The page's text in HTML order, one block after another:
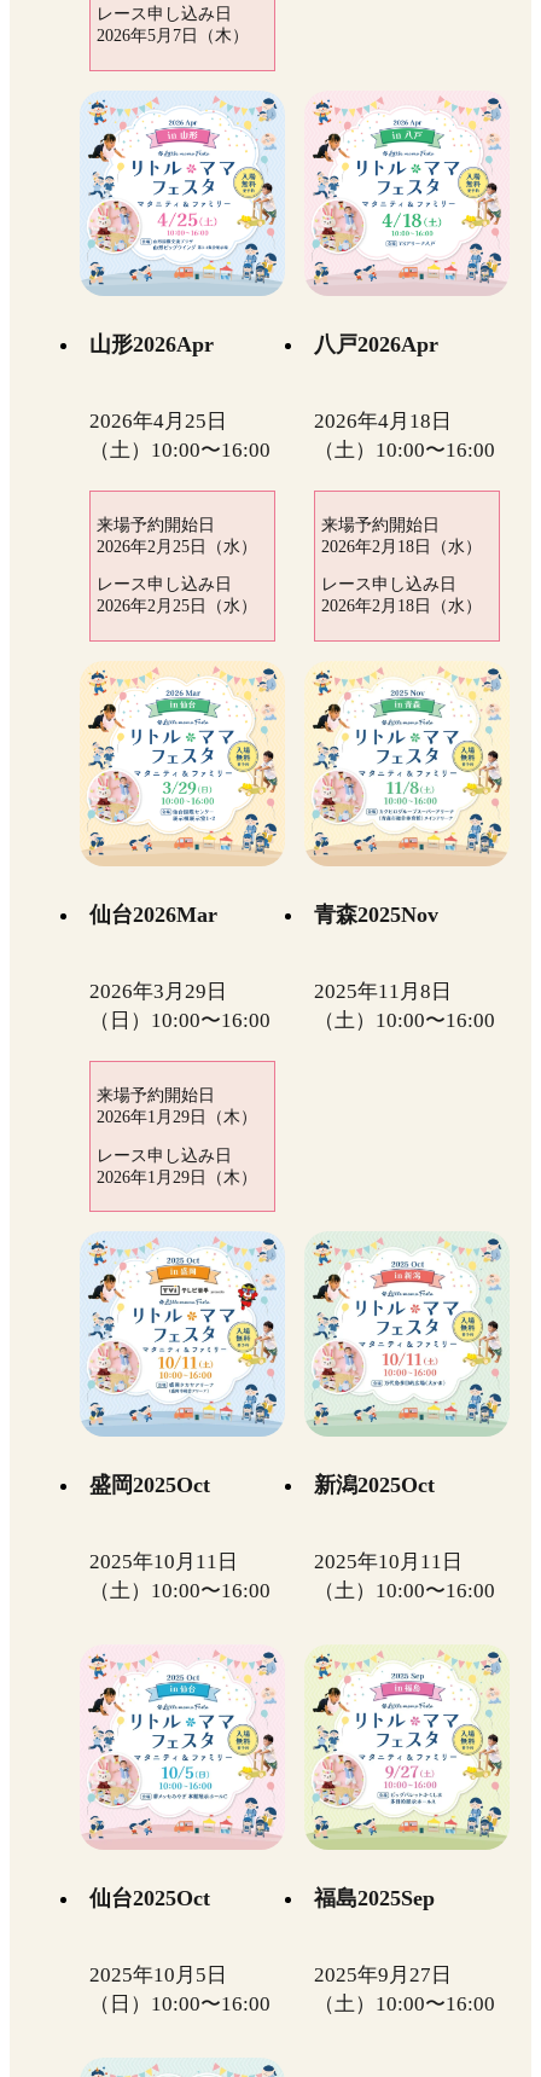
レース申し込み日
2026年5月7日（木）
山形2026Apr
2026年4月25日
（土）10:00〜16:00
来場予約開始日
2026年2月25日（水）
レース申し込み日
2026年2月25日（水）
八戸2026Apr
2026年4月18日
（土）10:00〜16:00
来場予約開始日
2026年2月18日（水）
レース申し込み日
2026年2月18日（水）
仙台2026Mar
2026年3月29日
（日）10:00〜16:00
来場予約開始日
2026年1月29日（木）
レース申し込み日
2026年1月29日（木）
青森2025Nov
2025年11月8日
（土）10:00〜16:00
盛岡2025Oct
2025年10月11日
（土）10:00〜16:00
新潟2025Oct
2025年10月11日
（土）10:00〜16:00
仙台2025Oct
2025年10月5日
（日）10:00〜16:00
福島2025Sep
2025年9月27日
（土）10:00〜16:00